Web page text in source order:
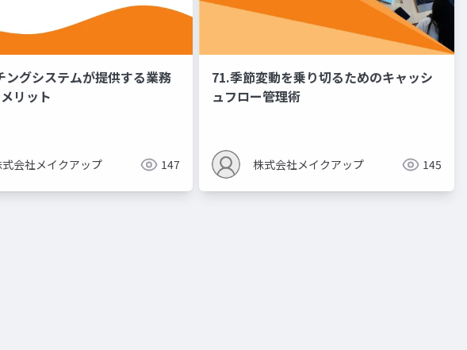
ングシステムが提供する業務
リット
会社メイクアップ 147
71.季節変動を乗り切るためのキャッシ
ュフロー管理術
株式会社メイクアップ 145